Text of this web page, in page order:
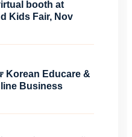
booth at
Kids Fair, Nov
Korean Educare &
Business